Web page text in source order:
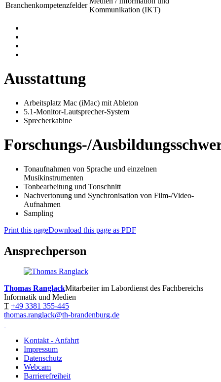
Branchenkompetenzfelder
Kommunikation (IKT)
Ausstattung
Arbeitsplatz Mac (iMac) mit Ableton
5.1-Monitor-Lautsprecher-System
Sprecherkabine
Forschungs-/
Tonaufnahmen von Sprache und einzelnen
Musikinstrumenten
Tonbearbeitung und Tonschnitt
Nachvertonung und Synchronisation von Film-/Video-
Aufnahmen
Sampling
Print this pageDownload this page as PDF
Ansprechperson
Thomas RanglackMitarbeiter im Labordienst des Fachbereichs
Informatik und Medien
T +49 3381 355-445
thomas.ranglack@th-brandenburg.de
Kontakt - Anfahrt
Impressum
Datenschutz
Webcam
Barrierefreiheit